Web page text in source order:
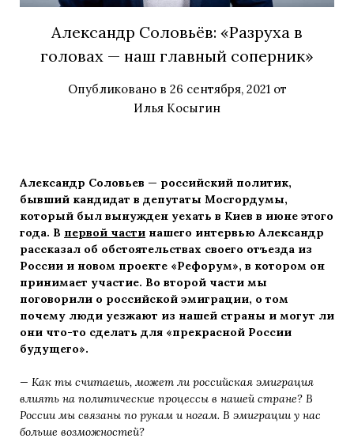
Александр Соловьёв: «Разруха в
головах — наш главный соперник»
Опубликовано в 26 сентября, 2021от
Илья Косыгин
Александр Соловьев — российский политик,
бывший кандидат в депутаты Мосгордумы,
который был вынужден уехать в Киев в июне этого
года. В первой части нашего интервью Александр
рассказал об обстоятельствах своего отъезда из
России и новом проекте «Рефорум», в котором он
принимает участие. Во второй части мы
поговорили о российской эмиграции, о том
почему люди уезжают из нашей страны и могут ли
они что-то сделать для «прекрасной России
будущего».
— Как ты считаешь, может ли российская эмиграция
влиять на политические процессы в нашей стране? В
России мы связаны по рукам и ногам. В эмиграции у нас
больше возможностей?